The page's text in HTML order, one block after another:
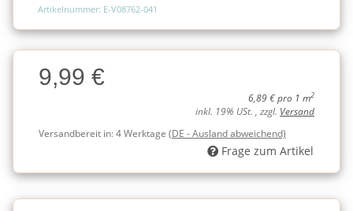
Artikelnummer: E-V08762-041
Charge
Charge9,99 €
6,89 € pro 1 m2
inkl. 19% USt. , zzgl. Versand
Versandbereit in:4 Werktage (DE - Ausland abweichend)
Frage zum Artikel